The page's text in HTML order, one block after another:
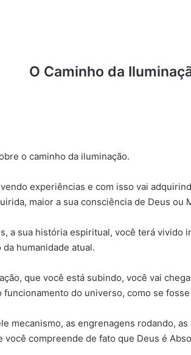
O Caminho da
o caminho da iluminação.
experiências e com isso vai
maior a sua consciência de Deus ou
a sua história espiritual, você terá vivido
humanidade atual.
que você está subindo, você vai
do universo, como se fosse
mecanismo, as engrenagens rodando,
compreende de fato que Deus é